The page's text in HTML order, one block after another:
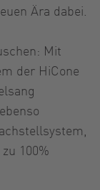
Ära dabei.
Mit
der HiCone
100%